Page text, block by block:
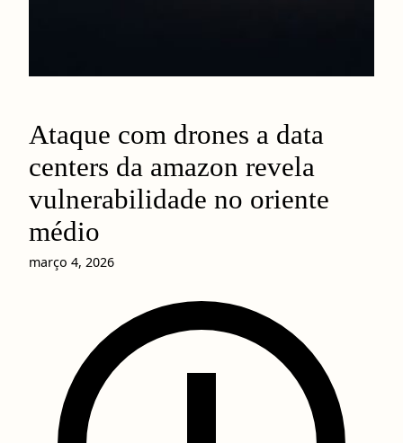
Ataque com drones a data
centers da amazon revela
vulnerabilidade no oriente
médio
março 4, 2026